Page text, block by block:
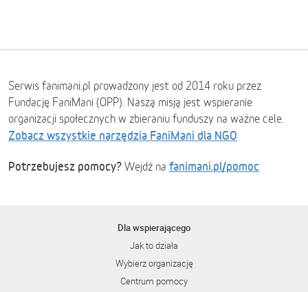
Serwis fanimani.pl prowadzony jest od 2014 roku przez
Fundację FaniMani (OPP). Naszą misją jest wspieranie
organizacji społecznych w zbieraniu funduszy na ważne cele.
Zobacz wszystkie narzędzia FaniMani dla NGO
Potrzebujesz pomocy? Wejdź na fanimani.pl/pomoc
Dla wspierającego
Jak to działa
Wybierz organizację
Centrum pomocy